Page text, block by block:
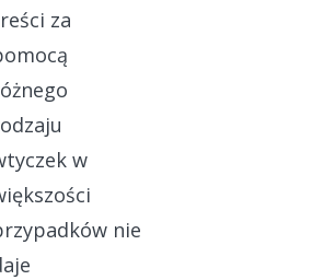
za
w
nie